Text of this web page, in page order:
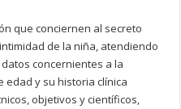
que conciernen al secreto
de la niña, atendiendo
concernientes a la
y su historia clínica
objetivos y científicos,